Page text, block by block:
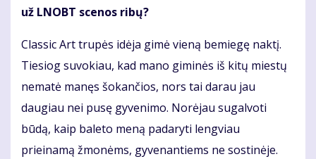
už LNOBT scenos ribų?
Classic Art trupės idėja gimė vieną bemiegę naktį.
Tiesiog suvokiau, kad mano giminės iš kitų miestų
nematė manęs šokančios, nors tai darau jau
daugiau nei pusę gyvenimo. Norėjau sugalvoti
būdą, kaip baleto meną padaryti lengviau
prieinamą žmonėms, gyvenantiems ne sostinėje.